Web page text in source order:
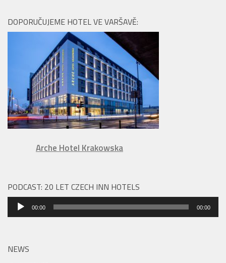
DOPORUČUJEME HOTEL VE VARŠAVĚ:
Arche Hotel Krakowska
PODCAST: 20 LET CZECH INN HOTELS
Audio
přehrávač
00:00 00:00
NEWS